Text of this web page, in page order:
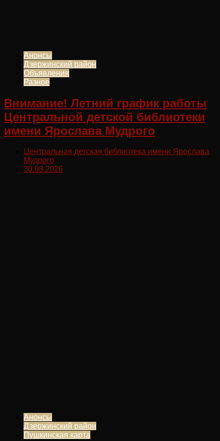
Анонсы
Дзержинский район
Объявления
Разное
Внимание! Летний график работы
Центральной детской библиотеки
имени Ярослава Мудрого
Центральная детская библиотека имени Ярослава
Мудрого
30.08.2026
Анонсы
Дзержинский район
Пушкинская карта